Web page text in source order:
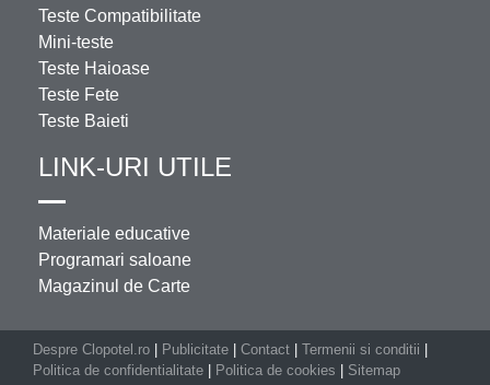
Teste Compatibilitate
Mini-teste
Teste Haioase
Teste Fete
Teste Baieti
LINK-URI UTILE
Materiale educative
Programari saloane
Magazinul de Carte
Despre Clopotel.ro Publicitate Contact Termenii si conditii
Politica de confidentialitate
Politica de cookies Sitemap